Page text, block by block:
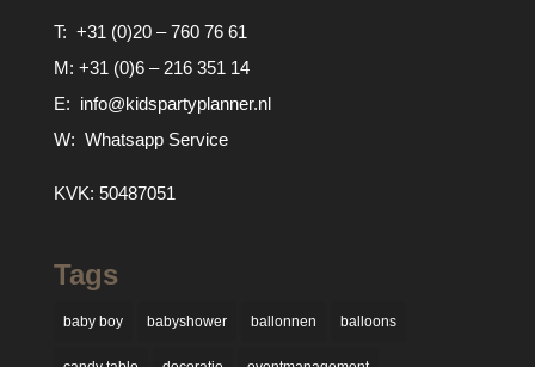
T: +31 (0)20 – 760 76 61
M: +31 (0)6 – 216 351 14
E: info@kidspartyplanner.nl
W: Whatsapp Service
KVK: 50487051
Tags
baby boy babyshower ballonnen balloons